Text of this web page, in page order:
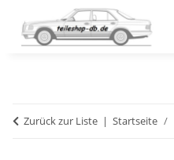
Zurück zur Liste Startseite